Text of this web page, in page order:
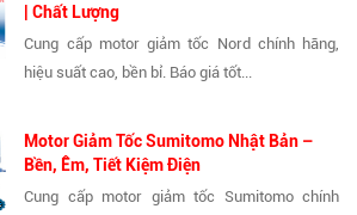
| Chất Lượng
Cung cấp motor giảm tốc Nord chính hãng,
hiệu suất cao, bền bỉ. Báo giá tốt...
Motor Giảm Tốc Sumitomo Nhật Bản –
Bền, Êm, Tiết Kiệm Điện
Cung cấp motor giảm tốc Sumitomo chính